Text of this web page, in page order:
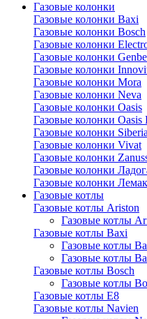
Газовые колонки
Газовые колонки Baxi
Газовые колонки Bosch
Газовые колонки
Газовые колонки
Газовые колонки
Газовые колонки Mora
Газовые колонки Neva
Газовые колонки Oasis
Газовые колонки Oasis
Газовые колонки Siberia
Газовые колонки Vivat
Газовые колонки
Газовые колонки
Газовые колонки
Газовые котлы
Газовые котлы Ariston
Газовые котлы
Газовые котлы Baxi
Газовые котлы
Газовые котлы
Газовые котлы Bosch
Газовые котлы
Газовые котлы E8
Газовые котлы Navien